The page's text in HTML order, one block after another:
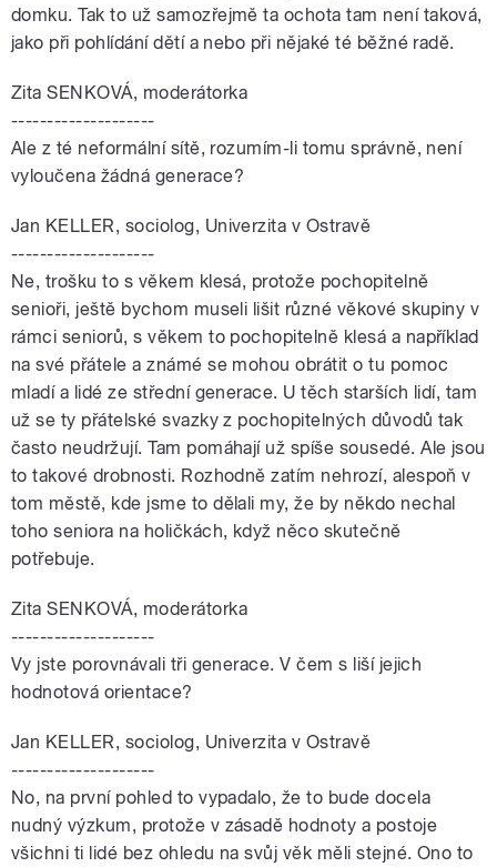
domku. Tak to už samozřejmě ta ochota tam není taková,
jako při pohlídání dětí a nebo při nějaké té běžné radě.
Zita SENKOVÁ, moderátorka
--------------------
Ale z té neformální sítě, rozumím-li tomu správně, není
vyloučena žádná generace?
Jan KELLER, sociolog, Univerzita v Ostravě
--------------------
Ne, trošku to s věkem klesá, protože pochopitelně
senioři, ještě bychom museli lišit různé věkové skupiny v
rámci seniorů, s věkem to pochopitelně klesá a například
na své přátele a známé se mohou obrátit o tu pomoc
mladí a lidé ze střední generace. U těch starších lidí, tam
už se ty přátelské svazky z pochopitelných důvodů tak
často neudržují. Tam pomáhají už spíše sousedé. Ale jsou
to takové drobnosti. Rozhodně zatím nehrozí, alespoň v
tom městě, kde jsme to dělali my, že by někdo nechal
toho seniora na holičkách, když něco skutečně
potřebuje.
Zita SENKOVÁ, moderátorka
--------------------
Vy jste porovnávali tři generace. V čem s liší jejich
hodnotová orientace?
Jan KELLER, sociolog, Univerzita v Ostravě
--------------------
No, na první pohled to vypadalo, že to bude docela
nudný výzkum, protože v zásadě hodnoty a postoje
všichni ti lidé bez ohledu na svůj věk měli stejné. Ono to